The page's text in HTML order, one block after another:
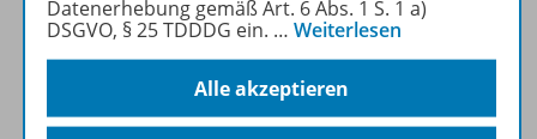
Weitere Inhalte der Ausgabe
Datenerhebung gemäß Art. 6 Abs. 1 S. 1 a)
DSGVO, § 25 TDDDG ein. … Weiterlesen
Alle akzeptieren